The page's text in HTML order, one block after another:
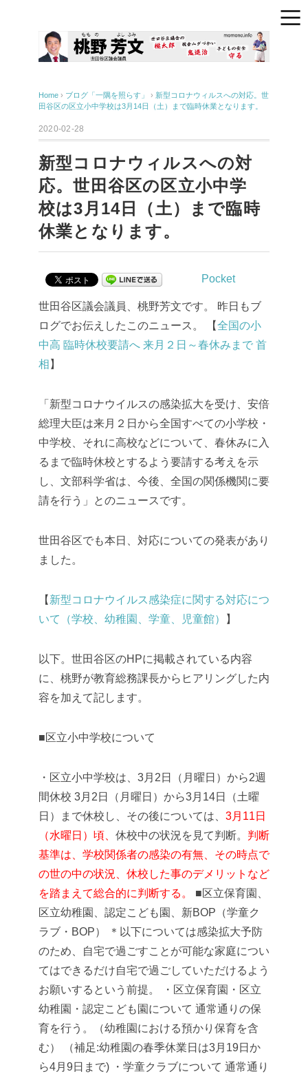
Home › ブログ「一隅を照らす」 › 新型コロナウィルスへの対応。世
田谷区の区立小中学校は3月14日（土）まで臨時休業となります。
2020-02-28
新型コロナウィルスへの対
応。世田谷区の区立小中学
校は3月14日（土）まで臨時
休業となります。
Pocket
世田谷区議会議員、桃野芳文です。
昨日もブ
ログでお伝えしたこのニュース。
【全国の小
中高 臨時休校要請へ 来月２日～春休みまで 首
相 】
「新型コロナウイルスの感染拡大を受け、安倍
総理大臣は来月２日から全国すべての小学校・
中学校、それに高校などについて、春休みに入
るまで臨時休校とするよう要請する考えを示
し、文部科学省は、今後、全国の関係機関に要
請を行う」とのニュースです。
世田谷区でも本日、対応についての発表があり
ました。
【 新型コロナウイルス感染症に関する対応につ
いて（学校、幼稚園、学童、児童館）
】
以下。世田谷区のHPに掲載されている内容
に、桃野が教育総務課長からヒアリングした内
容を加えて記します。
■区立小中学校について
・区立小中学校は、3月2日（月曜日）から2週
間休校 3月2日（月曜日）から3月14日（土曜
日）まで休校し、その後については、 3月11日
（水曜日）頃、 休校中の状況を見て判断。 判断
基準は、学校関係者の感染の有無、その時点で
の世の中の状況、休校した事のデメリットなど
を踏まえて総合的に判断する。
■区立保育園、
区立幼稚園、認定こども園、新BOP（学童ク
ラブ・BOP）
＊以下については感染拡大予防
のため、自宅で過ごすことが可能な家庭につい
てはできるだけ自宅で過ごしていただけるよう
お願いするという前提。
・区立保育園・区立
幼稚園・認定こども園について 通常通りの保
育を行う。（幼稚園における預かり保育を含
む）
（補足:幼稚園の春季休業日は3月19日か
ら4月9日まで)
・学童クラブについて 通常通り